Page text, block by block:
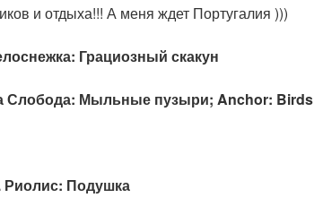
и отдыха!!! А меня ждет Португалия )))
Грациозный скакун
Слобода: Мыльные пузыри; Anchor: Birds
Риолис: Подушка